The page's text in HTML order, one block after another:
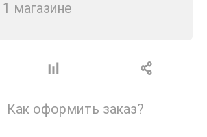
магазинe
Как оформить заказ?